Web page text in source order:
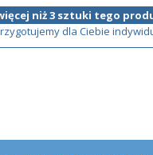
niż 3 sztuki tego
dla Ciebie